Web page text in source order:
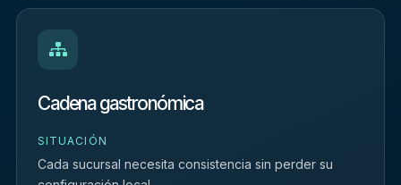
Cadena gastronómica
SITUACIÓN
Cada sucursal necesita consistencia sin perder su